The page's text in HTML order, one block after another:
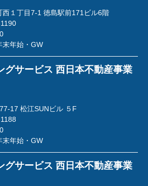
１丁目7-1 徳島駅前171ビル6階
末年始・GW
グサービス 西日本不動産事業
17 松江SUNビル ５F
末年始・GW
グサービス 西日本不動産事業